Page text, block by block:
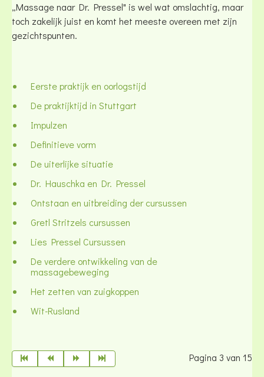
„Massage naar Dr. Pressel" is wel wat omslachtig, maar
toch zakelijk juist en komt het meeste overeen met zijn
gezichtspunten.
Eerste praktijk en oorlogstijd
De praktijktijd in Stuttgart
Impulzen
Definitieve vorm
De uiterlijke situatie
Dr. Hauschka en Dr. Pressel
Ontstaan en uitbreiding der cursussen
Gretl Stritzels cursussen
Lies Pressel Cursussen
De verdere ontwikkeling van de
massagebeweging
Het zetten van zuigkoppen
Wit-Rusland
Pagina 3 van 15